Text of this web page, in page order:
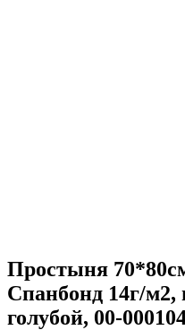
Простыня
Спанбонд 14г/м2,
голубой, 00-